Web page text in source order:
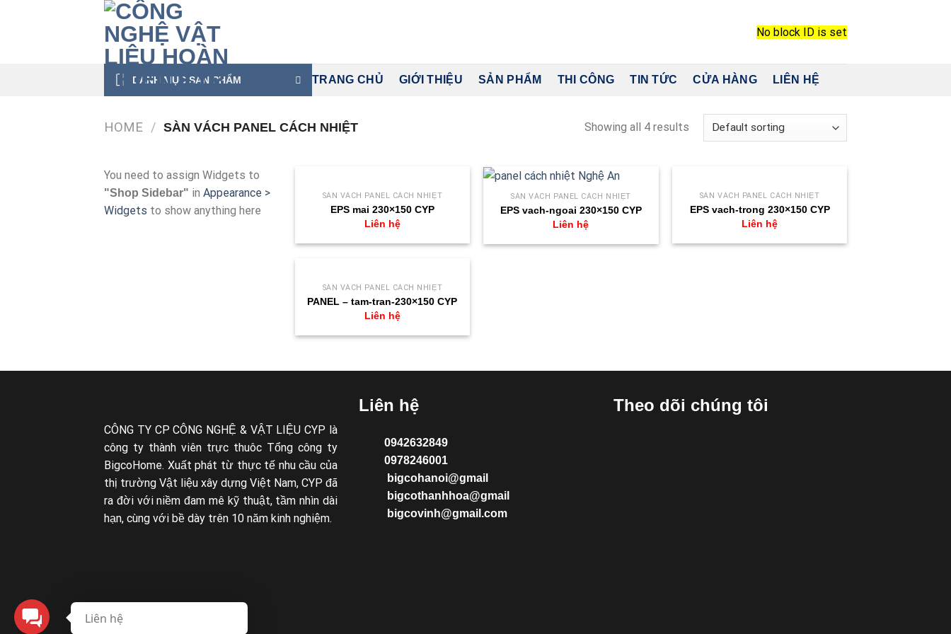
No block ID is set
DANH MỤC SẢN PHẨM TRANG CHỦ GIỚI THIỆU SẢN PHẨM THI CÔNG TIN TỨC CỬA HÀNG LIÊN HỆ
HOME / SÀN VÁCH PANEL CÁCH NHIỆT Showing all 4 results
You need to assign Widgets to
"Shop Sidebar" in Appearance >
Widgets to show anything here
SÀN VÁCH PANEL CÁCH NHIỆT
EPS mai 230×150 CYP
Liên hệ
SÀN VÁCH PANEL CÁCH NHIỆT
EPS vach-ngoai 230×150 CYP
Liên hệ
SÀN VÁCH PANEL CÁCH NHIỆT
EPS vach-trong 230×150 CYP
Liên hệ
SÀN VÁCH PANEL CÁCH NHIỆT
PANEL – tam-tran-230×150 CYP
Liên hệ
CÔNG TY CP CÔNG NGHỆ & VẬT LIỆU CYP là
công ty thành viên trực thuôc Tổng công ty
BigcoHome. Xuất phát từ thực tế nhu cầu của
thị trường Vật liệu xây dựng Việt Nam, CYP đã
ra đời với niềm đam mê kỹ thuật, tầm nhìn dài
hạn, cùng với bề dày trên 10 năm kinh nghiệm.
Liên hệ
0942632849
0978246001
bigcohanoi@gmail
bigcothanhhoa@gmail
bigcovinh@gmail.com
Theo dõi chúng tôi
Liên hệ